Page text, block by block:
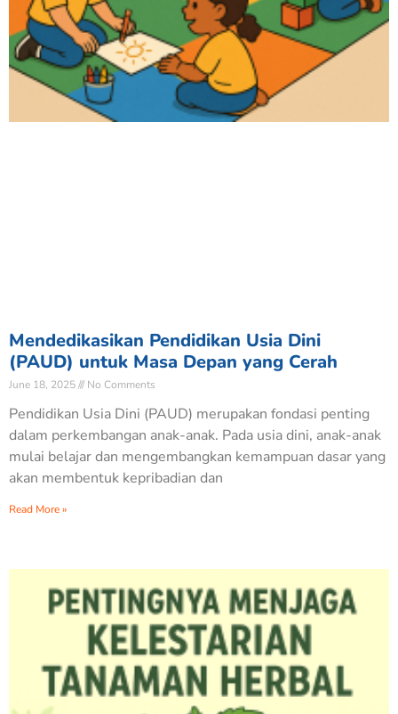
Mendedikasikan Pendidikan Usia Dini
(PAUD) untuk Masa Depan yang Cerah
June 18, 2025 No Comments
Pendidikan Usia Dini (PAUD) merupakan fondasi penting
dalam perkembangan anak-anak. Pada usia dini, anak-anak
mulai belajar dan mengembangkan kemampuan dasar yang
akan membentuk kepribadian dan
Read More »